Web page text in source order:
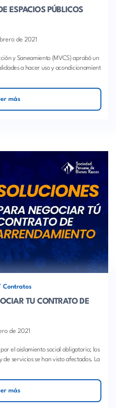
ESPACIOS PÚBLICOS
de 2021
y Saneamiento (MVCS) aprobó un
a hacer uso y acondicionamient
más
Contratos
TU CONTRATO DE
de 2021
el aislamiento social obligatorio; los
de servicios se han visto afectados. La
más